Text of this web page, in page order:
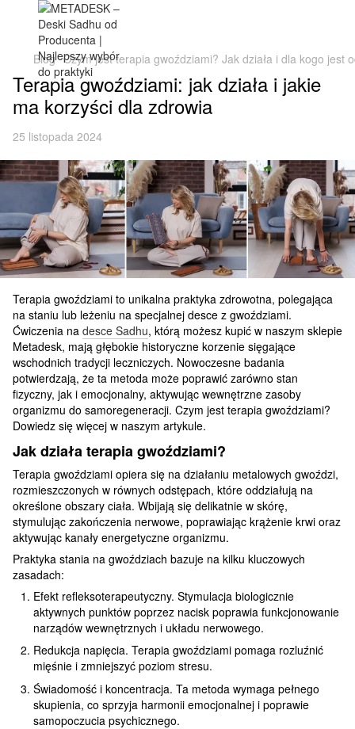
Blog Czym jest terapia gwoździami? Jak działa i dla kogo jest
Terapia gwoździami: jak działa i jakie
ma korzyści dla zdrowia
25 listopada 2024
Terapia gwoździami to unikalna praktyka zdrowotna, polegająca
na staniu lub leżeniu na specjalnej desce z gwoździami.
Ćwiczenia na desce Sadhu, którą możesz kupić w naszym sklepie
Metadesk, mają głębokie historyczne korzenie sięgające
wschodnich tradycji leczniczych. Nowoczesne badania
potwierdzają, że ta metoda może poprawić zarówno stan
fizyczny, jak i emocjonalny, aktywując wewnętrzne zasoby
organizmu do samoregeneracji. Czym jest terapia gwoździami?
Dowiedz się więcej w naszym artykule.
Jak działa terapia gwoździami?
Terapia gwoździami opiera się na działaniu metalowych gwoździ,
rozmieszczonych w równych odstępach, które oddziałują na
określone obszary ciała. Wbijają się delikatnie w skórę,
stymulując zakończenia nerwowe, poprawiając krążenie krwi oraz
aktywując kanały energetyczne organizmu.
Praktyka stania na gwoździach bazuje na kilku kluczowych
zasadach:
Efekt refleksoterapeutyczny. Stymulacja biologicznie
aktywnych punktów poprzez nacisk poprawia funkcjonowanie
narządów wewnętrznych i układu nerwowego.
Redukcja napięcia. Terapia gwoździami pomaga rozluźnić
mięśnie i zmniejszyć poziom stresu.
Świadomość i koncentracja. Ta metoda wymaga pełnego
skupienia, co sprzyja harmonii emocjonalnej i poprawie
samopoczucia psychicznego.